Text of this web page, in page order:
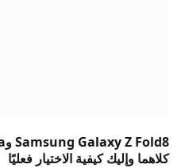
كلاهما وإليك كيفية الاختيار فعليًا